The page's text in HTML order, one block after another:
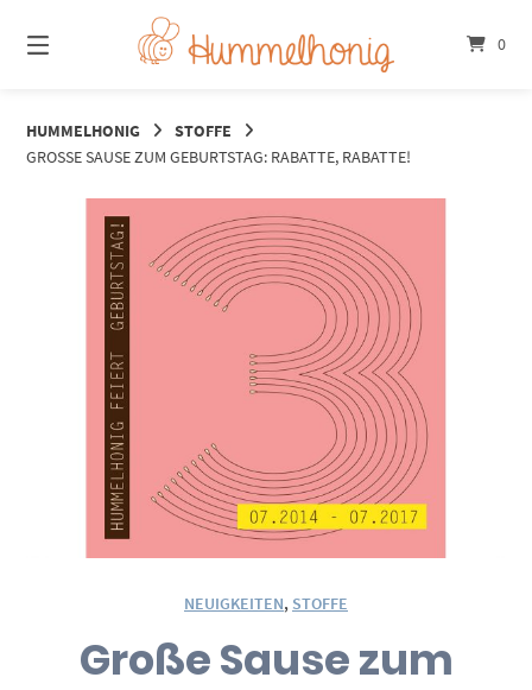
zum
Inhalt
0
HUMMELHONIG
STOFFE
GROSSE SAUSE ZUM GEBURTSTAG: RABATTE, RABATTE!
NEUIGKEITEN, STOFFE
Große Sause zum